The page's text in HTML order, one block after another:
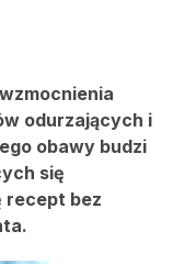
odurzających i
obawy budzi
się
recept bez